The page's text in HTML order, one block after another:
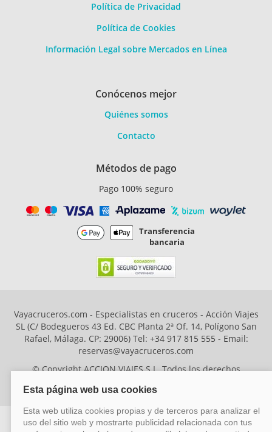
Política de Privacidad
Política de Cookies
Información Legal sobre Mercados en Línea
Conócenos mejor
Quiénes somos
Contacto
Métodos de pago
Pago 100% seguro
Transferencia
bancaria
Vayacruceros.com - Especialistas en cruceros - Acción Viajes
SL (C/ Bodegueros 43 Ed. CBC Planta 2ª Of. 14, Polígono San
Rafael, Málaga. CP: 29006) Tel: +34 917 815 555 - Email:
reservas@vayacruceros.com
© Copyright ACCION VIAJES S.L. Todos los derechos